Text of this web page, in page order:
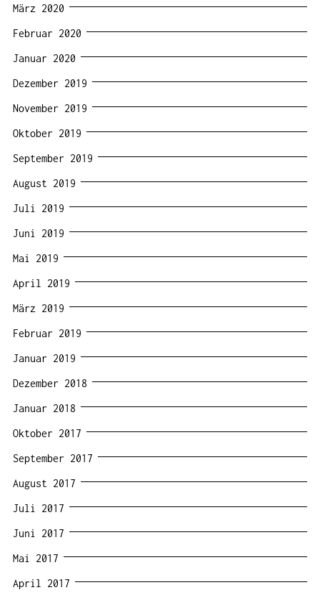
März 2020
Februar 2020
Januar 2020
Dezember 2019
November 2019
Oktober 2019
September 2019
August 2019
Juli 2019
Juni 2019
Mai 2019
April 2019
März 2019
Februar 2019
Januar 2019
Dezember 2018
Januar 2018
Oktober 2017
September 2017
August 2017
Juli 2017
Juni 2017
Mai 2017
April 2017